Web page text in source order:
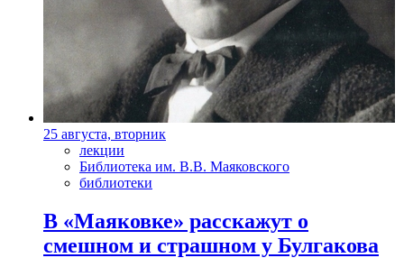
25 августа, вторник
лекции
Библиотека им. В.В. Маяковского
библиотеки
В «Маяковке» расскажут о
смешном и страшном у Булгакова